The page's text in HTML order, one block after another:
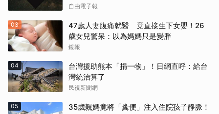
自由電子報
03
47歲人妻腹痛就醫 竟直接生下女嬰！26
歲女兒驚呆：以為媽媽只是變胖
鏡報
04
台灣援助熊本「捐一物」！日網直呼：給台
灣統治算了
民視新聞網
05
35歲親媽竟將「糞便」注入住院孩子靜脈！